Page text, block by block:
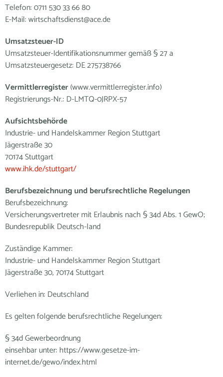
Telefon: 0711 530 33 66 80
E-Mail: wirtschaftsdienst@ace.de
Umsatzsteuer-ID
Umsatzsteuer-Identifikationsnummer gemäß § 27 a
Umsatzsteuergesetz: DE 275738766
Vermittlerregister(www.vermittlerregister.info)
Registrierungs-Nr.: D-LMTQ-0JRPX-57
Aufsichtsbehörde
Industrie- und Handelskammer Region Stuttgart
Jägerstraße 30
70174 Stuttgart
www.ihk.de/stuttgart/
Berufsbezeichnung und berufsrechtliche Regelungen
Berufsbezeichnung:
Versicherungsvertreter mit Erlaubnis nach § 34d Abs. 1 GewO;
Bundesrepublik Deutsch-land
Zuständige Kammer:
Industrie- und Handelskammer Region Stuttgart
Jägerstraße 30, 70174 Stuttgart
Verliehen in: Deutschland
Es gelten folgende berufsrechtliche Regelungen:
§ 34d Gewerbeordnung
einsehbar unter: https://www.gesetze-im-
internet.de/gewo/index.html